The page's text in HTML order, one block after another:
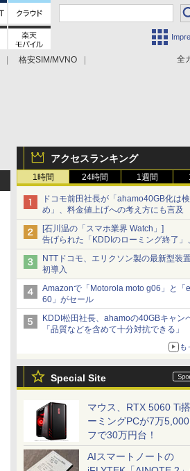
全
格安SIM/MVNO
アクセスランキング
1時間 24時間 1週間
ドコモ前田社長が「ahamo40GB化は
め」、料金値上げへの考え方にも言及
[石川温の「スマホ業界 Watch」]
告げられた「KDDIのローミング終了」
マップの落とし穴と楽天モバイルの課
NTTドコモ、エリクソン製の最新型装
初導入
Amazonで「Motorola moto g06」と「
60」がセール
KDDI松田社長、ahamoの40GBキャン
「品質などを含めて十分対抗できる」
も
Special Site
マウス、RTX 5060 Ti
ーミングPCが7万
フで30万円台！
AIスマートノートの